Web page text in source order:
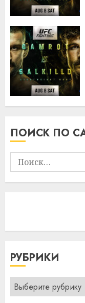
ПОИСК ПО
Найти:
РУБРИКИ
Рубрики